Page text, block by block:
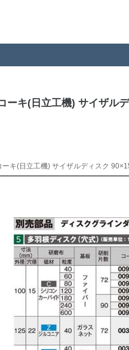
ーキ(日立工機) サイザル
ーキ(日立工機) サイザルディスク